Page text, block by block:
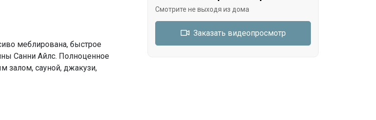
меблирована, быстрое
Санни Айлс. Полноценное
залом, сауной, джакузи,
Смотрите не выходя из дома
Заказать видеопросмотр